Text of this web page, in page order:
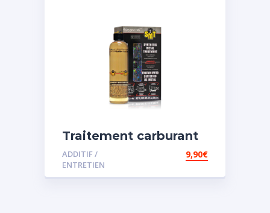
Traitement carburant
spécial essence
ADDITIF /
ENTRETIEN
9,90€